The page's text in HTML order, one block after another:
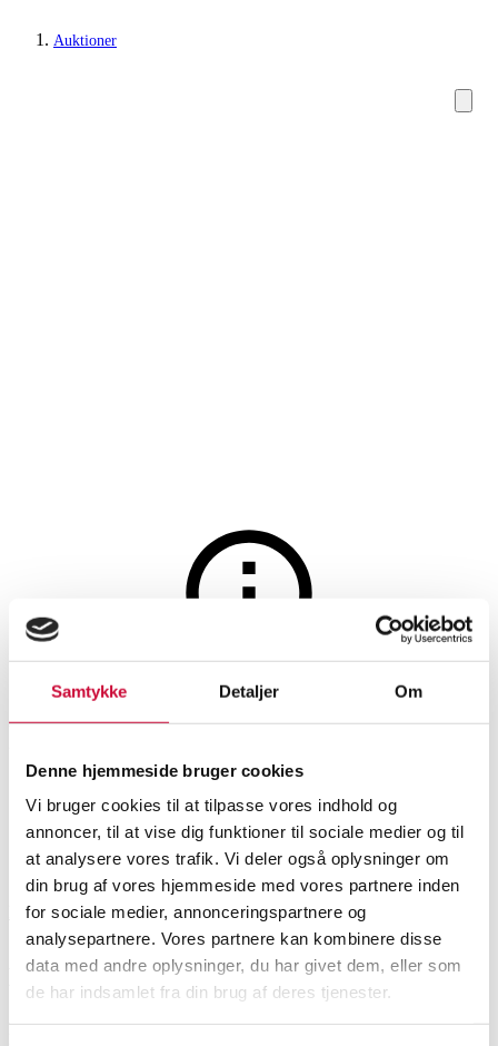
Samtykke Detaljer Om
Denne hjemmeside bruger cookies
Vi bruger cookies til at tilpasse vores indhold og
annoncer, til at vise dig funktioner til sociale medier og til
at analysere vores trafik. Vi deler også oplysninger om
din brug af vores hjemmeside med vores partnere inden
for sociale medier, annonceringspartnere og
analysepartnere. Vores partnere kan kombinere disse
data med andre oplysninger, du har givet dem, eller som
de har indsamlet fra din brug af deres tjenester.
Auktioner
Halskæder, vedhæng
Auktionen er afsluttet
Ravhalskæde af 14 kt. guld, L.
63 cm.
SHOWROOM
Hørsholm
VURDERING
DKK 10.500
VARENUMMER
6504321
Beskrivelse